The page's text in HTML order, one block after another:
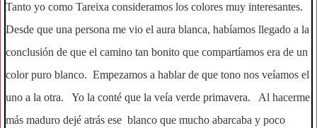
Tanto yo como Tareixa consideramos los colores muy interesantes.
Desde que una persona me vio el aura blanca, habíamos llegado a la
conclusión de que el camino tan bonito que compartíamos era de un
color puro blanco. Empezamos a hablar de que tono nos veíamos el
uno a la otra. Yo la conté que la veía verde primavera. Al hacerme
más maduro dejé atrás ese blanco que mucho abarcaba y poco